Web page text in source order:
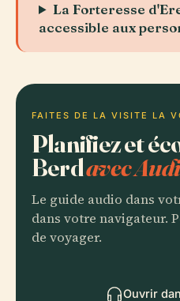
La Forteresse
accessible aux
FAITES DE LA VISITE LA
Planifiez et
Berdavec
Le guide audio dans
dans votre navigateur.
de voyager.
Ouvrir